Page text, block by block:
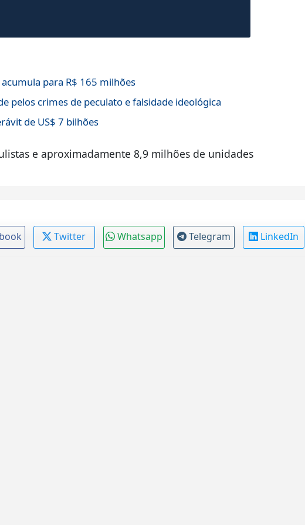
para R$ 165 milhões
pelos crimes de peculato e falsidade ideológica
de US$ 7 bilhões
e aproximadamente 8,9 milhões de unidades
Twitter Whatsapp Telegram LinkedIn